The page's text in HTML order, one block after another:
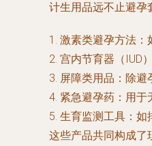
计生用品远不止避孕
1. 激素类避孕方法
2. 宫内节育器（IUD
3. 屏障类用品：除避
4. 紧急避孕药：用于
5. 生育监测工具：如
这些产品共同构成了